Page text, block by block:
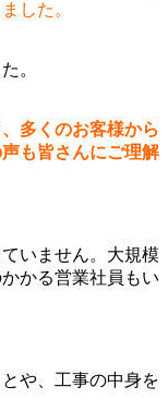
した。
。
多くのお客様から
も皆さんにご理解
いません。大規模
かる営業社員もい
や、工事の中身を